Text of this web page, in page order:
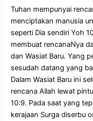
Tuhan mempunyai
menciptakan manusia
seperti Dia sendiri Yoh
membuat rencanaNya
dan Wasiat Baru. Yang
sesudah datang yang
Dalam Wasiat Baru ini
rencana Allah lewat
10:9. Pada saat yang
kerajaan Surga diserbu